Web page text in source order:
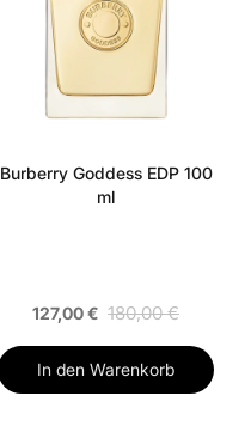
Burberry Goddess EDP 100
ml
127,00 € 180,00 €
In den Warenkorb